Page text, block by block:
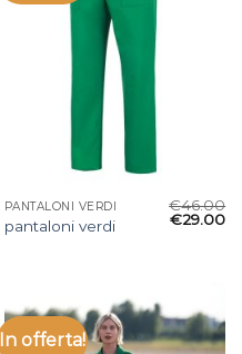
PANTALONI VERDI
pantaloni verdi
€46.00
€29.00
In offerta!